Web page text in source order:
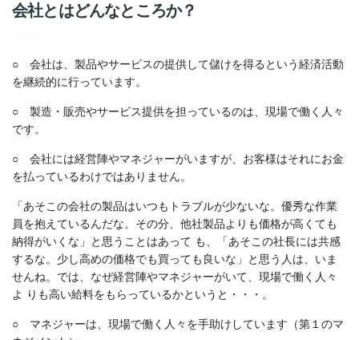
会社とはどんなところか？
○ 会社は、製品やサービスの提供して儲けを得るという経済活動
を継続的に行っています。
○ 製造・販売やサービス提供を担っているのは、現場で働く人々
です。
○ 会社には経営陣やマネジャーがいますが、お客様はそれにお金
を払っているわけではありません。
「あそこの会社の製品はいつもトラブルが少ないな。優秀な作業
員を抱えているんだな。その分、他社製品よりも価格が高くても
納得がいくな」と思うことはあって も、「あそこの社長には共感
するな。少し高めの価格でも買っても良いな」と思う人は、いま
せんね。では、なぜ経営陣やマネジャーがいて、現場で働く人々
よ りも高い給料をもらっているかというと・・・。
○ マネジャーは、現場で働く人々を手助けしています（第１のマ